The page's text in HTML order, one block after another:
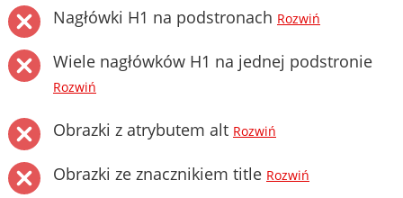
Nagłówki H1 na podstronach Rozwiń
Wiele nagłówków H1 na jednej podstronie
Rozwiń
Obrazki z atrybutem alt Rozwiń
Obrazki ze znacznikiem title Rozwiń